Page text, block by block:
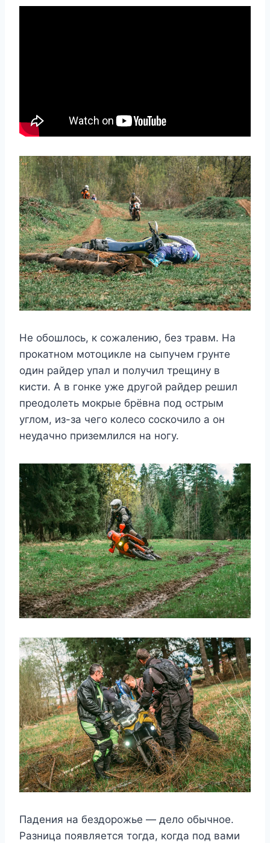
Не обошлось, к сожалению, без травм. На
прокатном мотоцикле на сыпучем грунте
один райдер упал и получил трещину в
кисти. А в гонке уже другой райдер решил
преодолеть мокрые брёвна под острым
углом, из-за чего колесо соскочило а он
неудачно приземлился на ногу.
Падения на бездорожье — дело обычное.
Разница появляется тогда, когда под вами